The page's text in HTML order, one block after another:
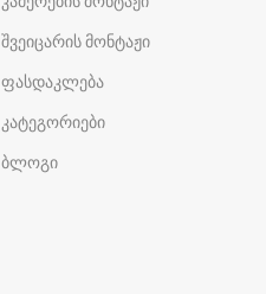
შვეიცარის მონტაჟი
ფასდაკლება
კატეგორიები
ბლოგი